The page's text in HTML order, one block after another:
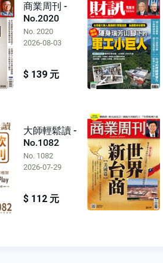
商業周刊 -
No.2020
No. 2020
2026-08-03
$ 139 元
大師輕鬆讀 -
No.1082
No. 1082
2026-07-29
$ 112 元